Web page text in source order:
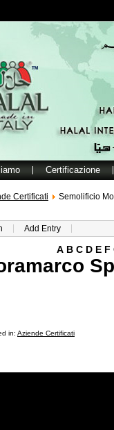
Certificazione
Certificati Semolificio
Add Entry
A B C D E F
in: Aziende Certificati